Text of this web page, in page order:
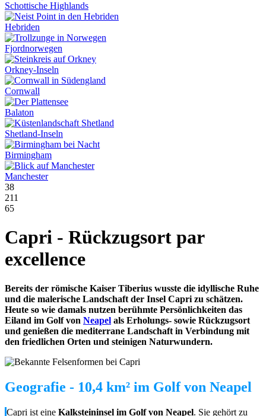
Schottische Highlands
Hebriden
Fjordnorwegen
Orkney-Inseln
Cornwall
Balaton
Shetland-Inseln
Birmingham
Manchester
38
211
65
Capri - Rückzugsort par
excellence
Bereits der römische Kaiser Tiberius wusste die idyllische Ruhe
und die malerische Landschaft der Insel Capri zu schätzen.
Heute so wie damals nutzen berühmte Persönlichkeiten das
Eiland im Golf von Neapel als Erholungs- sowie Rückzugsort
und genießen die mediterrane Landschaft in Verbindung mit
den friedlichen Orten und steinigen Naturwundern.
Geografie - 10,4 km² im Golf von Neapel
Capri ist eine Kalksteininsel im Golf von Neapel. Sie gehört zu